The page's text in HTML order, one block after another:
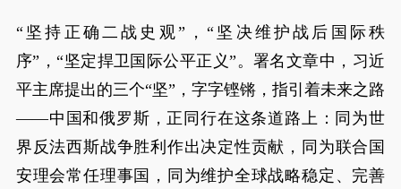
“坚持正确二战史观”，“坚决维护战后国际秩
序”，“坚定捍卫国际公平正义”。署名文章中，习近
平主席提出的三个“坚”，字字铿锵，指引着未来之路
——中国和俄罗斯，正同行在这条道路上：同为世
界反法西斯战争胜利作出决定性贡献，同为联合国
安理会常任理事国，同为维护全球战略稳定、完善